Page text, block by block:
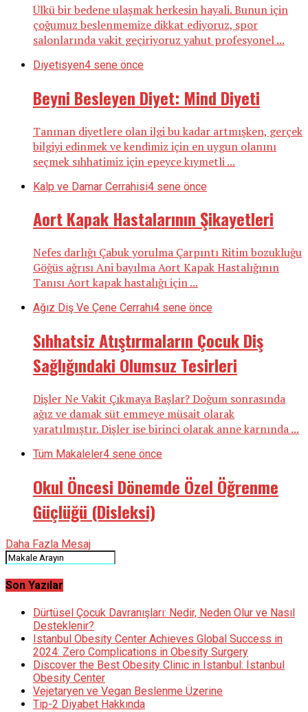
Ülkü bir bedene ulaşmak herkesin hayali. Bunun için
çoğumuz beslenmemize dikkat ediyoruz, spor
salonlarında vakit geçiriyoruz yahut profesyonel ...
Diyetisyen4 sene önce
Beyni Besleyen Diyet: Mind Diyeti
Tanınan diyetlere olan ilgi bu kadar artmışken, gerçek
bilgiyi edinmek ve kendimiz için en uygun olanını
seçmek sıhhatimiz için epeyce kıymetli ...
Kalp ve Damar Cerrahisi4 sene önce
Aort Kapak Hastalarının Şikayetleri
Nefes darlığı Çabuk yorulma Çarpıntı Ritim bozukluğu
Göğüs ağrısı Ani bayılma Aort Kapak Hastalığının
Tanısı Aort kapak hastalığı için ...
Ağız Diş Ve Çene Cerrahı4 sene önce
Sıhhatsiz Atıştırmaların Çocuk Diş
Sağlığındaki Olumsuz Tesirleri
Dişler Ne Vakit Çıkmaya Başlar? Doğum sonrasında
ağız ve damak süt emmeye müsait olarak
yaratılmıştır. Dişler ise birinci olarak anne karnında ...
Tüm Makaleler4 sene önce
Okul Öncesi Dönemde Özel Öğrenme
Güçlüğü (Disleksi)
Daha Fazla Mesaj
Son Yazılar
Dürtüsel Çocuk Davranışları: Nedir, Neden Olur ve Nasıl
Desteklenir?
Istanbul Obesity Center Achieves Global Success in
2024: Zero Complications in Obesity Surgery
Discover the Best Obesity Clinic in Istanbul: Istanbul
Obesity Center
Vejetaryen ve Vegan Beslenme Üzerine
Tip-2 Diyabet Hakkında